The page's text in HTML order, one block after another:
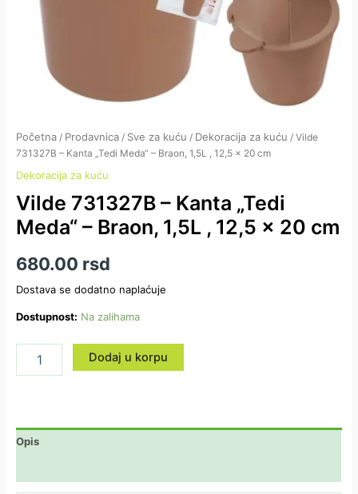
Početna / Prodavnica / Sve za kuću / Dekoracija za kuću / Vilde
731327B – Kanta „Tedi Meda“ – Braon, 1,5L , 12,5 x 20 cm
Dekoracija za kuću
Vilde 731327B – Kanta „Tedi
Meda“ – Braon, 1,5L , 12,5 x 20 cm
680.00 rsd
Dostava se dodatno naplaćuje
Dostupnost: Na zalihama
količina
Dodaj u korpu
Opis